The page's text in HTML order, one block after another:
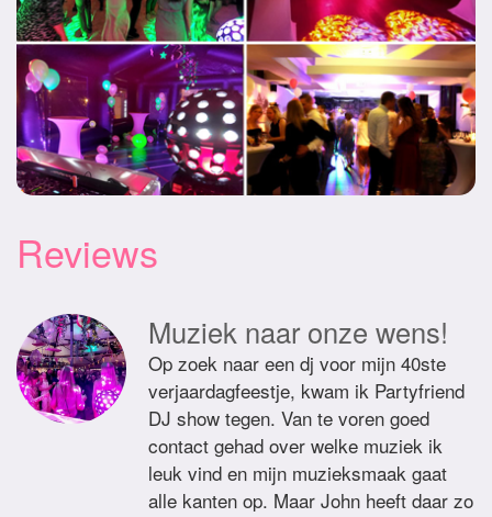
Reviews
Muziek naar onze wens!
Op zoek naar een dj voor mijn 40ste
verjaardagfeestje, kwam ik Partyfriend
DJ show tegen. Van te voren goed
contact gehad over welke muziek ik
leuk vind en mijn muzieksmaak gaat
alle kanten op. Maar John heeft daar zo